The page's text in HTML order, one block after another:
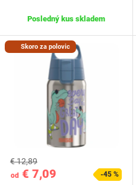
Posledný kus skladem
Skoro za polovic
od € 7,09
€ 12,89
-45 %